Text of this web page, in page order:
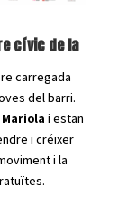
cívic de la
carregada
del barri.
i estan
i créixer
i la